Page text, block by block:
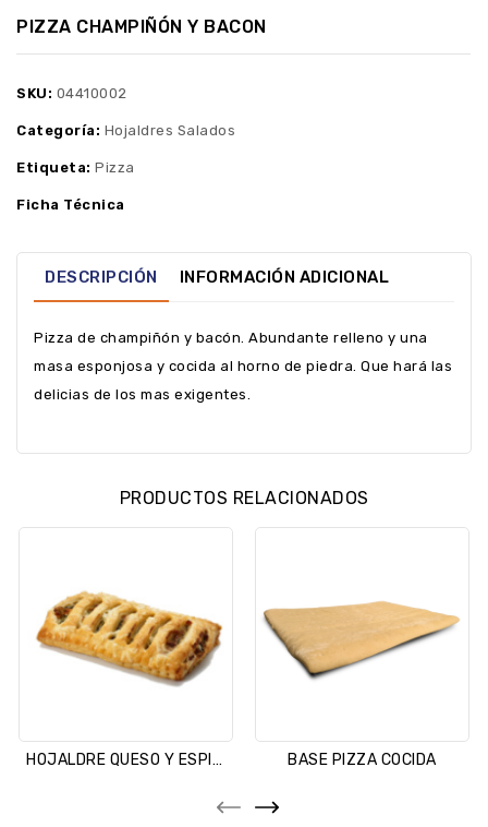
PIZZA CHAMPIÑÓN Y BACON
SKU: 04410002
Categoría: Hojaldres Salados
Etiqueta: Pizza
Ficha Técnica
DESCRIPCIÓN INFORMACIÓN ADICIONAL
Pizza de champiñón y bacón. Abundante relleno y una
masa esponjosa y cocida al horno de piedra. Que hará las
delicias de los mas exigentes.
PRODUCTOS RELACIONADOS
HOJALDRE QUESO Y ESPINACAS BASE PIZZA COCIDA